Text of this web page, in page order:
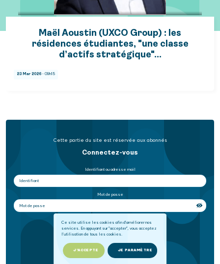
Ce site utilise les cookies afin d'améliorer nos
services. En appuyant sur "accepter", vous acceptez
l'utilisation de tous les cookies.
J'ACCEPTE JE PARAMÈTRE
Maël Aoustin (UXCO Group) : les
résidences étudiantes, "une classe
d’actifs stratégique"…
23 Mar 2026 - 09h15
Cette partie du site est réservée aux abonnés
Connectez-vous
Identifiant ou adresse mail
Mot de passe
Mot de passe oublié